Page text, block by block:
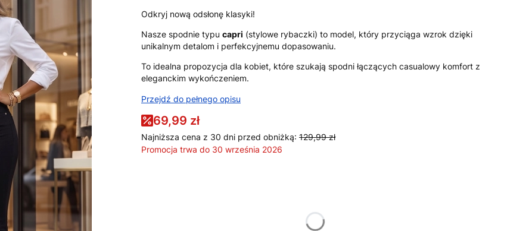
Odkryj nową odsłonę klasyki!
Nasze spodnie typu capri (stylowe rybaczki) to model, który przyciąga wzrok dzięki
unikalnym detalom i perfekcyjnemu dopasowaniu.
To idealna propozycja dla kobiet, które szukają spodni łączących casualowy komfort z
eleganckim wykończeniem.
Przejdź do pełnego opisu
69,99 zł
Najniższa cena z 30 dni przed obniżką: 129,99 zł
Promocja trwa do 30 września 2026